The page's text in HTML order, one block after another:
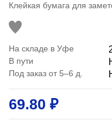
Клейкая бумага для
На складе в Уфе
В пути
Под заказ от 5–6 д.
69.80 ₽